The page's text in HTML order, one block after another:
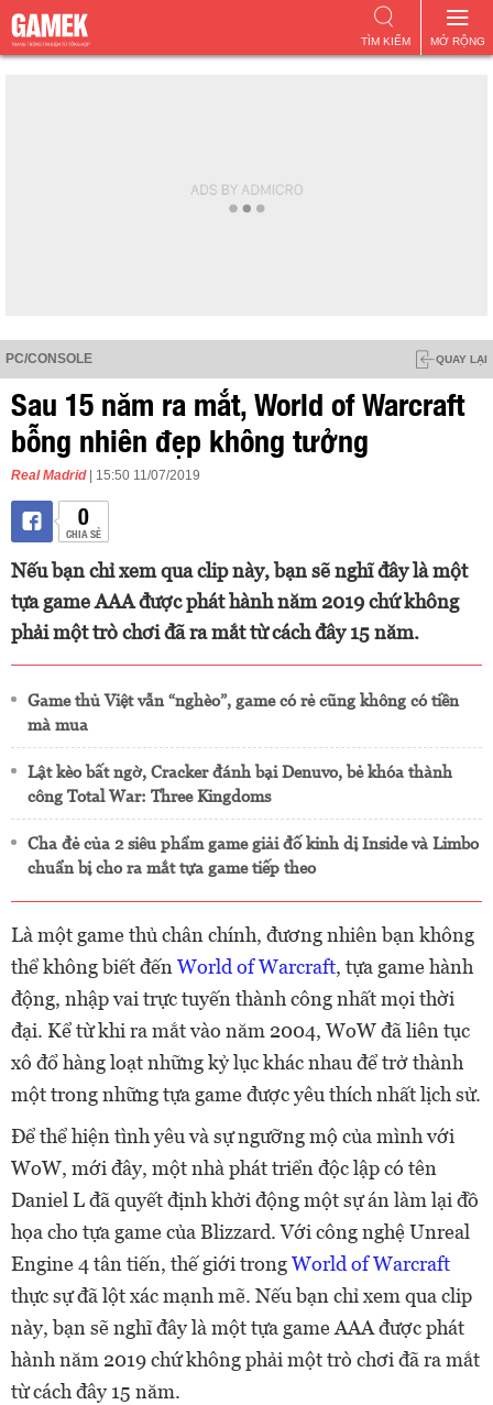
MỞ RỘNG
TÌM KIẾM
PC/CONSOLE QUAY LẠI
Sau 15 năm ra mắt, World of Warcraft
bỗng nhiên đẹp không tưởng
Real Madrid | 15:50 11/07/2019
0
CHIA SẺ
Nếu bạn chỉ xem qua clip này, bạn sẽ nghĩ đây là một
tựa game AAA được phát hành năm 2019 chứ không
phải một trò chơi đã ra mắt từ cách đây 15 năm.
Game thủ Việt vẫn “nghèo”, game có rẻ cũng không có tiền
mà mua
Lật kèo bất ngờ, Cracker đánh bại Denuvo, bẻ khóa thành
công Total War: Three Kingdoms
Cha đẻ của 2 siêu phẩm game giải đố kinh dị Inside và Limbo
chuẩn bị cho ra mắt tựa game tiếp theo
Là một game thủ chân chính, đương nhiên bạn không
thể không biết đến World of Warcraft, tựa game hành
động, nhập vai trực tuyến thành công nhất mọi thời
đại. Kể từ khi ra mắt vào năm 2004, WoW đã liên tục
xô đổ hàng loạt những kỷ lục khác nhau để trở thành
một trong những tựa game được yêu thích nhất lịch sử.
Để thể hiện tình yêu và sự ngưỡng mộ của mình với
WoW, mới đây, một nhà phát triển độc lập có tên
Daniel L đã quyết định khởi động một sự án làm lại đồ
họa cho tựa game của Blizzard. Với công nghệ Unreal
Engine 4 tân tiến, thế giới trongWorld of Warcraft
thực sự đã lột xác mạnh mẽ. Nếu bạn chỉ xem qua clip
này, bạn sẽ nghĩ đây là một tựa game AAA được phát
hành năm 2019 chứ không phải một trò chơi đã ra mắt
từ cách đây 15 năm.